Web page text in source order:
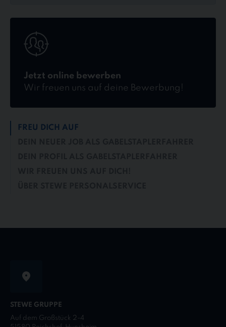
Jetzt online bewerben
Wir freuen uns auf deine Bewerbung!
online
bewerben
FREU DICH AUF
STEWE GRUPPE
Auf dem Großstück 2-4